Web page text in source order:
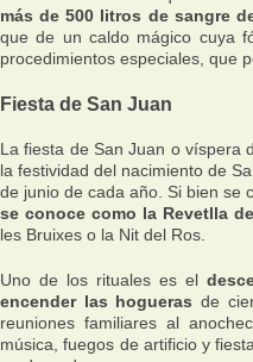
más de 500 litros de sangre
que de un caldo mágico cuya
procedimientos especiales, que
Fiesta de San Juan
La fiesta de San Juan o víspera
la festividad del nacimiento de
de junio de cada año. Si bien se
se conoce como la Revetlla
les Bruixes o la Nit del Ros.
Uno de los rituales es el
encender las hogueras de
reuniones familiares al
música, fuegos de artificio y